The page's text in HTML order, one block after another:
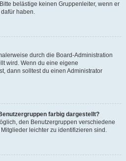
belästige keinen Gruppenleiter, wenn er
haben.
durch die Board-Administration
wird. Wenn du eine eigene
dann solltest du einen Administrator
farbig dargestellt?
den Benutzergruppen verschiedene
leichter zu identifizieren sind.